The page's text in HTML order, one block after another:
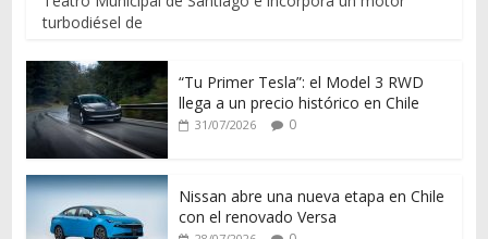
turbodiésel de
“Tu Primer Tesla”: el Model 3 RWD
llega a un precio histórico en Chile
31/07/2026 0
Nissan abre una nueva etapa en Chile
con el renovado Versa